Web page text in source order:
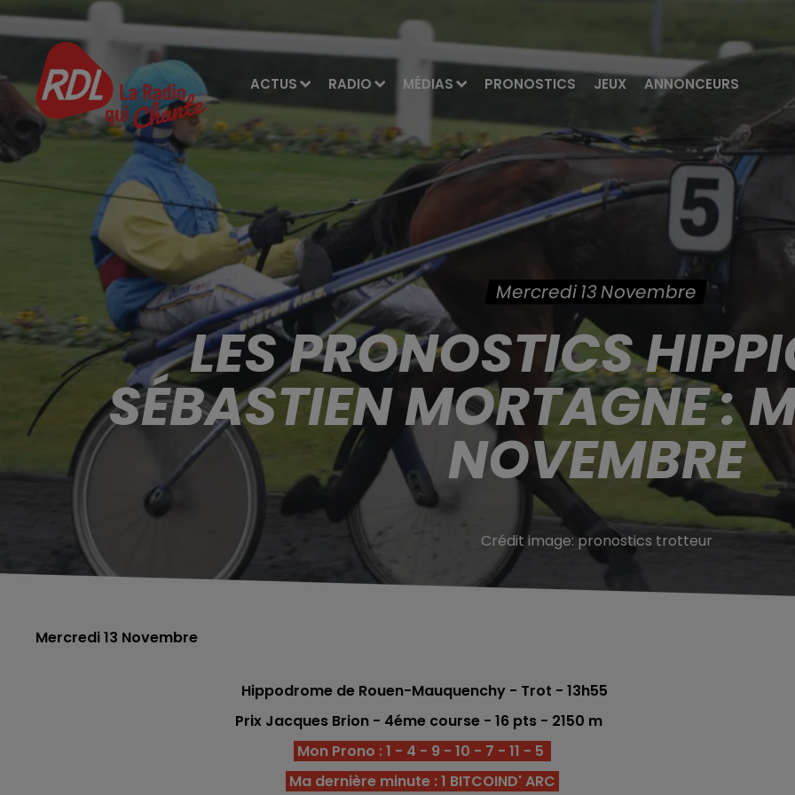
ACTUS RADIO MÉDIAS PRONOSTICS JEUX ANNONCEURS
Mercredi 13 Novembre
LES PRONOSTICS
SÉBASTIEN MORTAGNE :
NOVEMBRE
Crédit image: pronostics trotteur
Mercredi 13 Novembre
Hippodrome de Rouen-Mauquenchy - Trot - 13h55
Prix Jacques Brion - 4éme course - 16 pts - 2150 m
Mon Prono : 1 - 4 - 9 - 10 - 7 - 11 - 5
Ma dernière minute : 1 BITCOIND' ARC